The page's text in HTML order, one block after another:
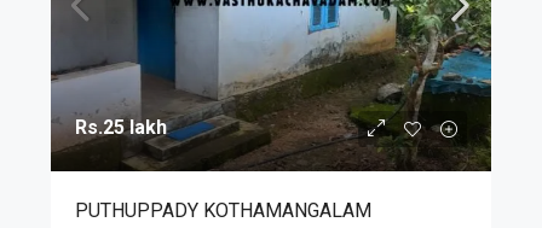
Rs.25 lakh
PUTHUPPADY KOTHAMANGALAM